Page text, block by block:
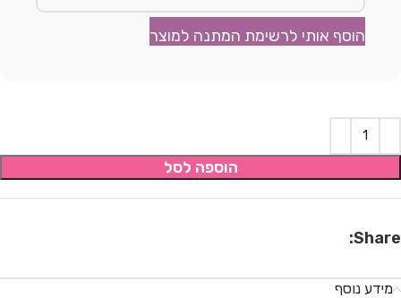
הוסף אותי לרשימת המתנה למוצר
הוספה לסל
Share:
מידע נוסף